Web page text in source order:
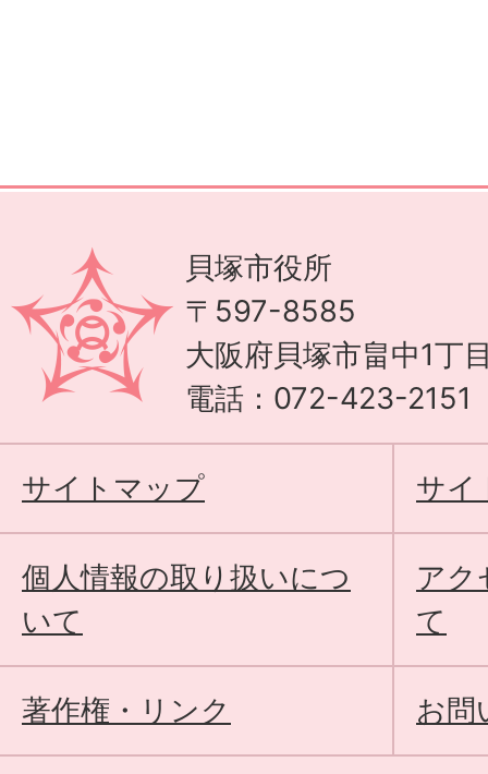
貝塚市役所
〒597-8585
大阪府貝塚市畠中1丁
電話：072-423-2151
サイトマップ サイ
個人情報の取り扱いにつ
いて
アク
て
著作権・リンク お問